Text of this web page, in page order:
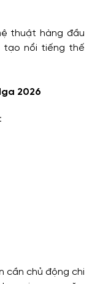
thuật hàng đầu
tạo nổi tiếng thế
2026
cần chủ động chi